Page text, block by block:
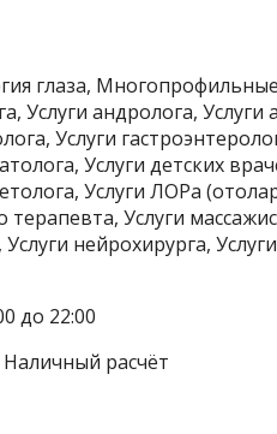
глаза,
Услуги андролога, Услуги
Услуги
Услуги детских
Услуги ЛОРа
Услуги
нейрохирурга,
до 22:00
расчёт